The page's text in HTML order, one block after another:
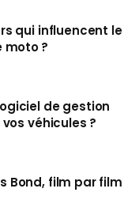
qui influencent le
moto ?
de gestion
véhicules ?
Bond, film par film